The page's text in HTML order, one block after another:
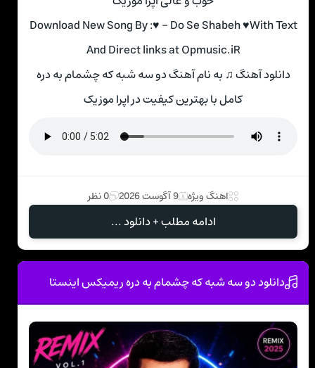
Download New Song By :♥ – Do Se Shabeh ♥With Text
And Direct links at Opmusic.iR
دانلود آهنگ ♫ به نام آهنگ دو سه شبه که چشمام به دره
کامل با بهترین کیفیت در اپرا موزیک
اهنگ ویژه 9 آگوست 2026 0 نظر
ادامه مطلب + دانلود ...
دانلود دو سه شبه که چشمام به دره ریمیکس اینستا